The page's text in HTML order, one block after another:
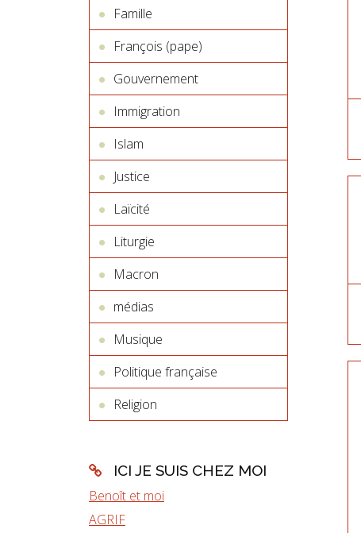
Famille
François (pape)
Gouvernement
Immigration
Islam
Justice
Laïcité
Liturgie
Macron
médias
Musique
Politique française
Religion
ICI JE SUIS CHEZ MOI
Benoît et moi
AGRIF